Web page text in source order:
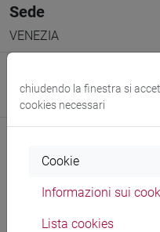
Sede
VENEZIA
Link allo spazio del corso
chiudendo la finestra si
cookies necessari
Cookie
Informazioni sui
Lista cookies